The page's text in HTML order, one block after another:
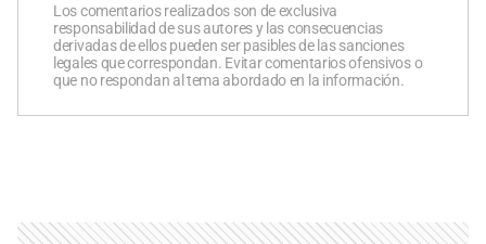
Los comentarios realizados son de exclusiva
responsabilidad de sus autores y las consecuencias
derivadas de ellos pueden ser pasibles de las sanciones
legales que correspondan. Evitar comentarios ofensivos o
que no respondan al tema abordado en la información.